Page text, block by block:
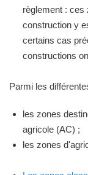
règlement : ces
construction y
certains cas
constructions
Parmi les
les zones
agricole (AC) ;
les zones